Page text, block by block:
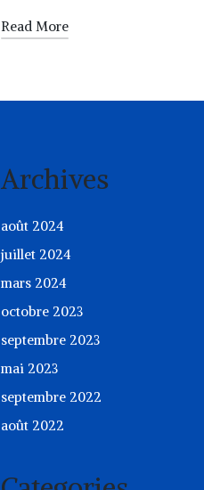
Read More
Archives
août 2024
juillet 2024
mars 2024
octobre 2023
septembre 2023
mai 2023
septembre 2022
août 2022